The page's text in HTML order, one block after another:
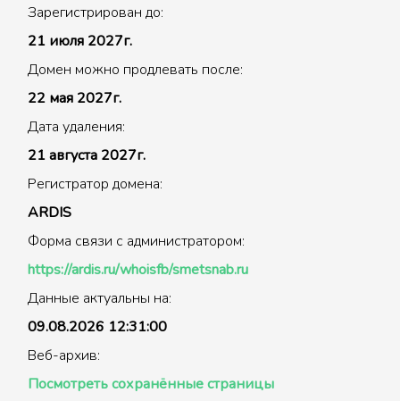
Зарегистрирован до:
21 июля 2027г.
Домен можно продлевать после:
22 мая 2027г.
Дата удаления:
21 августа 2027г.
Регистратор домена:
ARDIS
Форма связи с администратором:
https://ardis.ru/whoisfb/smetsnab.ru
Данные актуальны на:
09.08.2026 12:31:00
Веб-архив:
Посмотреть сохранённые страницы